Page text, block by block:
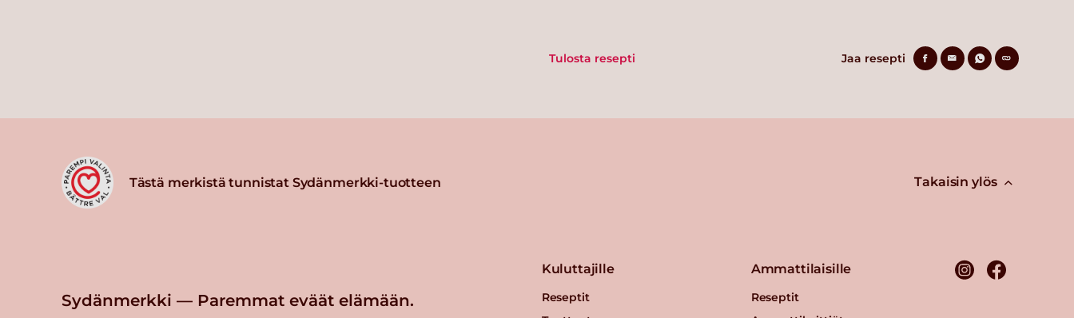
Tulosta resepti Jaa resepti
Tästä merkistä tunnistat Sydänmerkki-tuotteen Takaisin ylös
Sydänmerkki — Paremmat eväät elämään.
Kuluttajille
Reseptit
Ammattilaisille
Reseptit